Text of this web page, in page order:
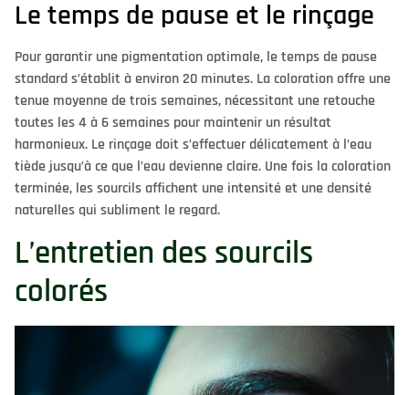
Le temps de pause et le rinçage
Pour garantir une pigmentation optimale, le temps de pause
standard s’établit à environ 20 minutes. La coloration offre une
tenue moyenne de trois semaines, nécessitant une retouche
toutes les 4 à 6 semaines pour maintenir un résultat
harmonieux. Le rinçage doit s’effectuer délicatement à l’eau
tiède jusqu’à ce que l’eau devienne claire. Une fois la coloration
terminée, les sourcils affichent une intensité et une densité
naturelles qui subliment le regard.
L’entretien des sourcils
colorés